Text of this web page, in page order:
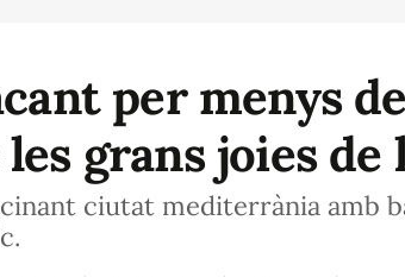
per menys
grans joies de
ciutat mediterrània amb